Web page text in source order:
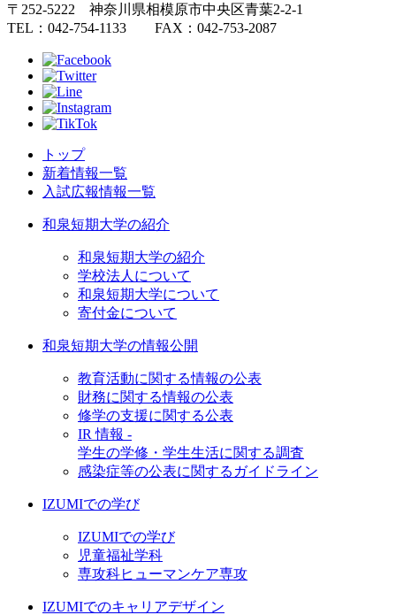
〒252-5222 神奈川県相模原市中央区青葉2-2-1
TEL：042-754-1133 FAX：042-753-2087
トップ
新着情報一覧
入試広報情報一覧
和泉短期大学の紹介
和泉短期大学の紹介
学校法人について
和泉短期大学について
寄付金について
和泉短期大学の情報公開
教育活動に関する情報の公表
財務に関する情報の公表
修学の支援に関する公表
IR 情報 -
学生の学修・学生生活に関する調査
感染症等の公表に関するガイドライン
IZUMIでの学び
IZUMIでの学び
児童福祉学科
専攻科ヒューマンケア専攻
IZUMIでのキャリアデザイン